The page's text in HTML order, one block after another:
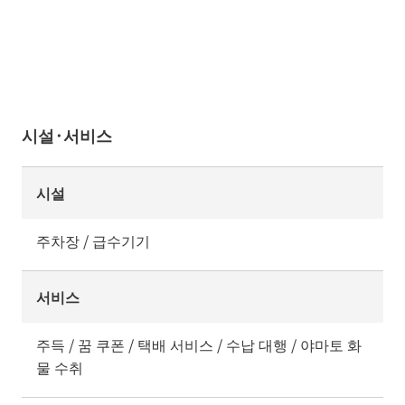
시설·서비스
시설
주차장 / 급수기기
서비스
주득 / 꿈 쿠폰 / 택배 서비스 / 수납 대행 / 야마토 화
물 수취